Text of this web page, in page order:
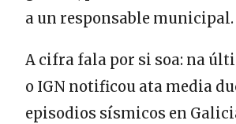
a un responsable municipal.
A cifra fala por si soa: na
o IGN notificou ata media
episodios sísmicos en